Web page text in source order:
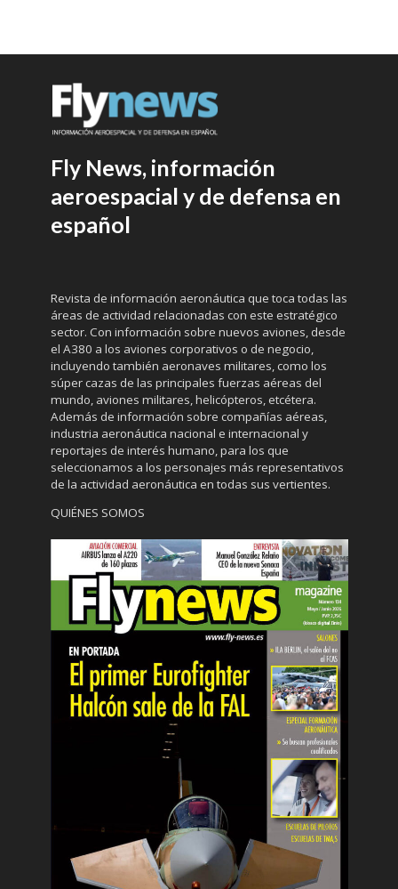
Fly News, información
aeroespacial y de defensa en
español
Revista de información aeronáutica que toca todas las
áreas de actividad relacionadas con este estratégico
sector. Con información sobre nuevos aviones, desde
el A380 a los aviones corporativos o de negocio,
incluyendo también aeronaves militares, como los
súper cazas de las principales fuerzas aéreas del
mundo, aviones militares, helicópteros, etcétera.
Además de información sobre compañías aéreas,
industria aeronáutica nacional e internacional y
reportajes de interés humano, para los que
seleccionamos a los personajes más representativos
de la actividad aeronáutica en todas sus vertientes.
QUIÉNES SOMOS